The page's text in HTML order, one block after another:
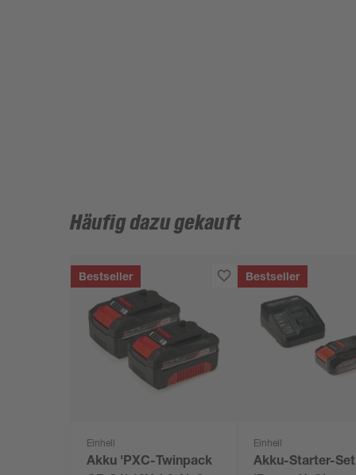
Häufig dazu gekauft
Bestseller
Einhell
Akku 'PXC-Twinpack
Bestseller
Einhell
Akku-Starter-Set